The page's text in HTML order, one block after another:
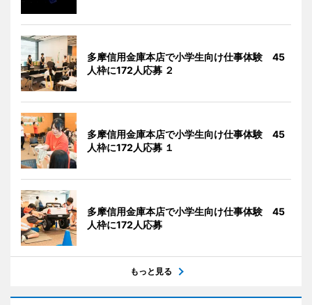
多摩信用金庫本店で小学生向け仕事体験 45
人枠に172人応募 ２
多摩信用金庫本店で小学生向け仕事体験 45
人枠に172人応募 １
多摩信用金庫本店で小学生向け仕事体験 45
人枠に172人応募
もっと見る